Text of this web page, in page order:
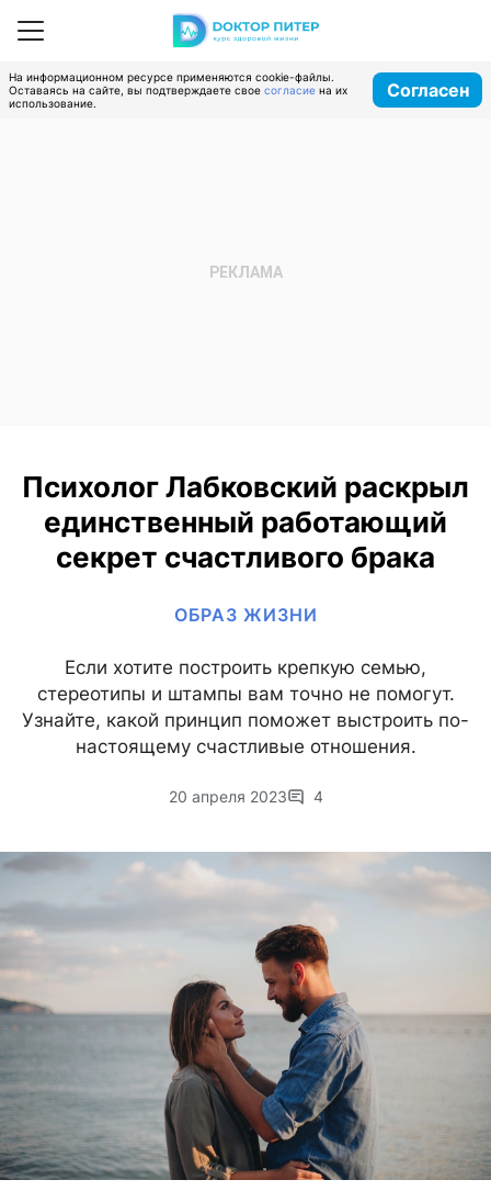
На информационном ресурсе применяются cookie-файлы.
Оставаясь на сайте, вы подтверждаете свое согласие на их
использование.
Согласен
Психолог Лабковский раскрыл
единственный работающий
секрет счастливого брака
ОБРАЗ ЖИЗНИ
Если хотите построить крепкую семью,
стереотипы и штампы вам точно не помогут.
Узнайте, какой принцип поможет выстроить по-
настоящему счастливые отношения.
20 апреля 2023 4